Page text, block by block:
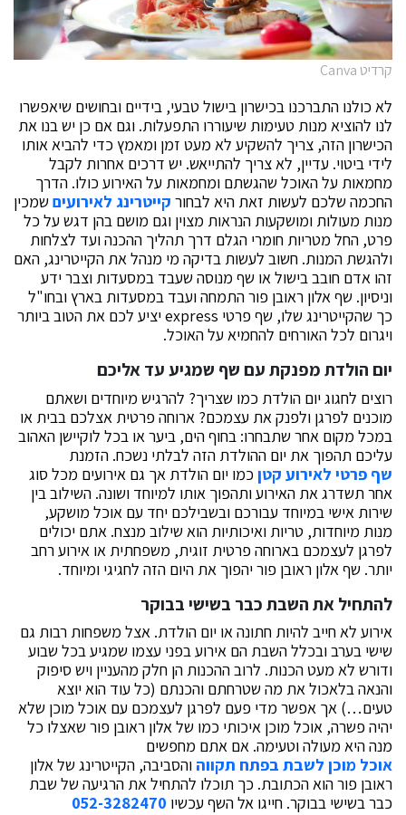
קרדיט Canva
לא כולנו התברכנו בכישרון בישול טבעי, בידיים ובחושים שיאפשרו
לנו להוציא מנות טעימות שיעוררו התפעלות. וגם אם כן יש בנו את
הכישרון הזה, צריך להשקיע לא מעט זמן ומאמץ כדי להביא אותו
לידי ביטוי. עדיין, לא צריך להתייאש. יש דרכים אחרות לקבל
מחמאות על האוכל שהגשתם ומחמאות על האירוע כולו. הדרך
החכמה שלכם לעשות זאת היא לבחור קייטרינג לאירועיםשמכין
מנות מעולות ומושקעות הנראות מצוין וגם מושם בהן דגש על כל
פרט, החל מטריות חומרי הגלם דרך תהליך ההכנה ועד לצלחות
ולהגשת המנות. חשוב לעשות בדיקה מי מנהל את הקייטרינג, האם
זהו אדם חובב בישול או שף מנוסה שעבד במסעדות וצבר ידע
וניסיון. שף אלון ראובן פור התמחה ועבד במסעדות בארץ ובחו"ל
כך שהקייטרינג שלו, שף פרטי express יציע לכם את הטוב ביותר
ויגרום לכל האורחים להחמיא על האוכל.
יום הולדת מפנקת עם שף שמגיע עד אליכם
רוצים לחגוג יום הולדת כמו שצריך? להרגיש מיוחדים ושאתם
מוכנים לפרגן ולפנק את עצמכם? ארוחה פרטית אצלכם בבית או
במכל מקום אחר שתבחרו: בחוף הים, ביער או בכל לוקיישן האהוב
עליכם תהפוך את יום ההולדת הזה לבלתי נשכח. הזמנת
שף פרטי לאירוע קטן כמו יום הולדת אך גם אירועים מכל סוג
אחר תשדרג את האירוע ותהפוך אותו למיוחד ושונה. השילוב בין
שירות אישי במיוחד עבורכם ובשבילכם יחד עם אוכל מושקע,
מנות מיוחדות, טריות ואיכותיות הוא שילוב מנצח. אתם יכולים
לפרגן לעצמכם בארוחה פרטית זוגית, משפחתית או אירוע רחב
יותר. שף אלון ראובן פור יהפוך את היום הזה לחגיגי ומיוחד.
להתחיל את השבת כבר בשישי בבוקר
אירוע לא חייב להיות חתונה או יום הולדת. אצל משפחות רבות גם
שישי בערב ובכלל השבת הם אירוע בפני עצמו שמגיע בכל שבוע
ודורש לא מעט הכנות. לרוב ההכנות הן חלק מהעניין ויש סיפוק
והנאה בלאכול את מה שטרחתם והכנתם (כל עוד הוא יוצא
טעים…) אך אפשר מדי פעם לפרגן לעצמכם עם אוכל מוכן שלא
יהיה פשרה, אוכל מוכן איכותי כמו של אלון ראובן פור שאצלו כל
מנה היא מעולה וטעימה. אם אתם מחפשים
אוכל מוכן לשבת בפתח תקווה והסביבה, הקייטרינג של אלון
ראובן פור הוא הכתובת. כך תוכלו להתחיל את הרגיעה של שבת
כבר בשישי בבוקר. חייגו אל השף עכשיו 052-3282470